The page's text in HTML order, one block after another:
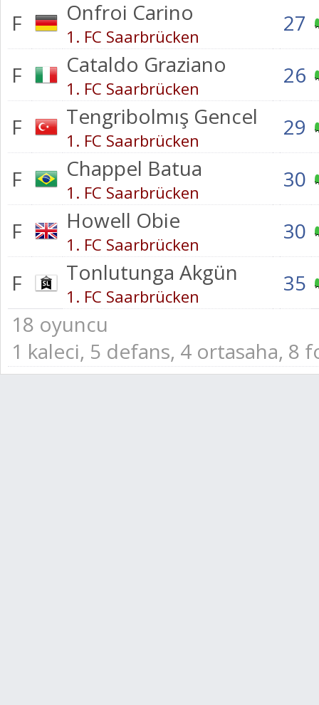
F
Onfroi Carino
1. FC Saarbrücken
27
F
Cataldo Graziano
1. FC Saarbrücken
26
F
Tengribolmış Gencel
1. FC Saarbrücken
29
F
Chappel Batua
1. FC Saarbrücken
30
F
Howell Obie
1. FC Saarbrücken
30
F
Tonlutunga Akgün
1. FC Saarbrücken
35
18 oyuncu
1 kaleci, 5 defans, 4 ortasaha, 8